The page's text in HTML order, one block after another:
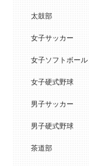
太鼓部
女子サッカー
女子ソフトボール
女子硬式野球
男子サッカー
男子硬式野球
茶道部